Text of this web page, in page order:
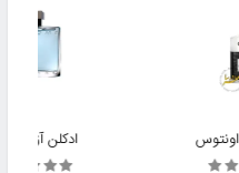
ادکلن آزارو